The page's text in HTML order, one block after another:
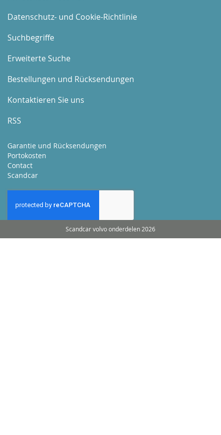
Datenschutz- und Cookie-Richtlinie
Suchbegriffe
Erweiterte Suche
Bestellungen und Rücksendungen
Kontaktieren Sie uns
RSS
Garantie und Rücksendungen
Portokosten
Contact
Scandcar
Scandcar volvo onderdelen 2026